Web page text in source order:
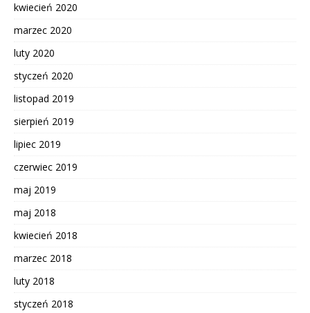
kwiecień 2020
marzec 2020
luty 2020
styczeń 2020
listopad 2019
sierpień 2019
lipiec 2019
czerwiec 2019
maj 2019
maj 2018
kwiecień 2018
marzec 2018
luty 2018
styczeń 2018